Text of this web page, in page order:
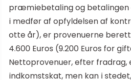
præmiebetaling og betalingen
i medfør af opfyldelsen af
otte år), er provenuerne
4.600 Euros (9.200 Euros for
Nettoprovenuer, efter fradrag,
indkomstskat, men kan i